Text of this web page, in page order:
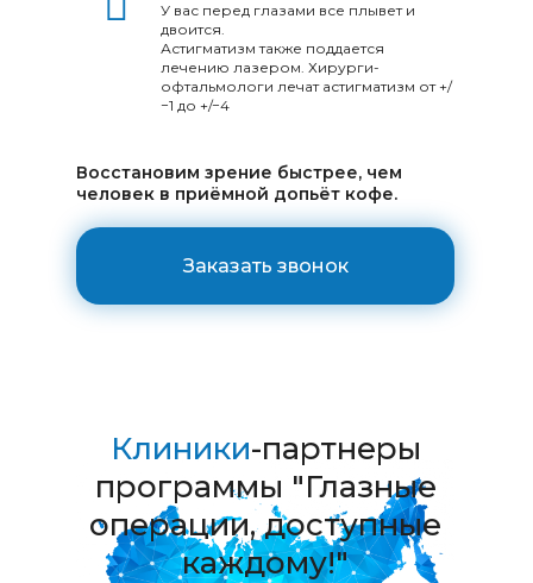
У вас перед глазами все плывет и
двоится.
Астигматизм также поддается
лечению лазером. Хирурги-
офтальмологи лечат астигматизм от +/
−1 до +/−4
Заказать звонок
Восстановим зрение быстрее, чем
человек в приёмной допьёт кофе.
Клиники-партнеры
программы "Глазные
операции, доступные
каждому!"